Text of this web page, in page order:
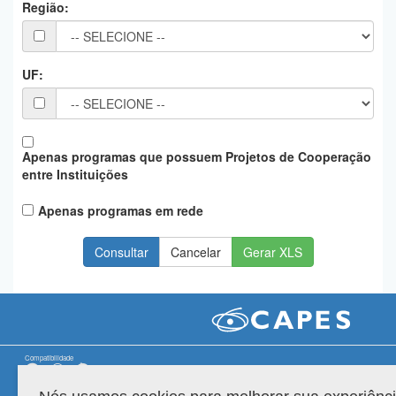
PlanaltoRegião:
UF:
Apenas programas que possuem Projetos de Cooperação
entre Instituições
Apenas programas em rede
Gerar XLS
Compatibilidade
Versão do sistema: 3.88.9 Copyright 2022 Capes. Todos os direitos reservados.